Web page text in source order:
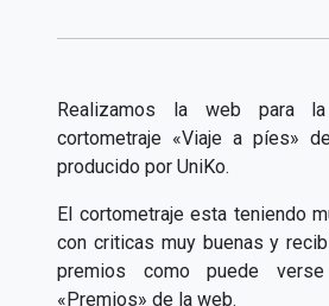
Realizamos la web para
cortometraje «Viaje a píes»
producido por UniKo.
El cortometraje esta teniendo
con criticas muy buenas y
premios como puede
«Premios» de la web.